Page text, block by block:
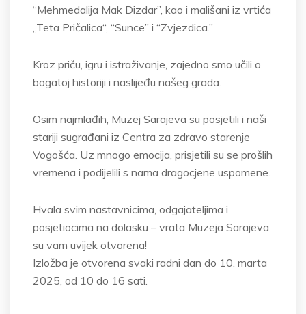
“Mehmedalija Mak Dizdar”, kao i mališani iz vrtića
„Teta Pričalica“, “Sunce” i “Zvjezdica.”
Kroz priču, igru i istraživanje, zajedno smo učili o
bogatoj historiji i naslijeđu našeg grada.
Osim najmlađih, Muzej Sarajeva su posjetili i naši
stariji sugrađani iz Centra za zdravo starenje
Vogošća. Uz mnogo emocija, prisjetili su se prošlih
vremena i podijelili s nama dragocjene uspomene.
Hvala svim nastavnicima, odgajateljima i
posjetiocima na dolasku – vrata Muzeja Sarajeva
su vam uvijek otvorena!
Izložba je otvorena svaki radni dan do 10. marta
2025, od 10 do 16 sati.